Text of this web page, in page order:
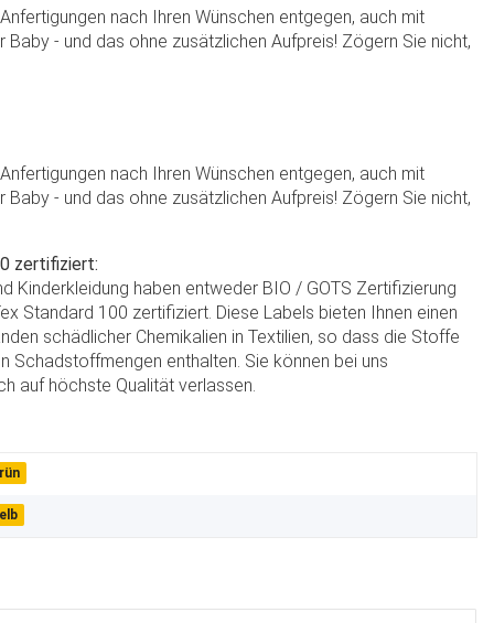
nach Ihren Wünschen entgegen, auch mit
- und das ohne zusätzlichen Aufpreis! Zögern Sie nicht,
nach Ihren Wünschen entgegen, auch mit
- und das ohne zusätzlichen Aufpreis! Zögern Sie nicht,
zertifiziert:
Kinderkleidung haben entweder BIO / GOTS Zertifizierung
Standard 100 zertifiziert. Diese Labels bieten Ihnen einen
schädlicher Chemikalien in Textilien, so dass die Stoffe
Schadstoffmengen enthalten. Sie können bei uns
auf höchste Qualität verlassen.